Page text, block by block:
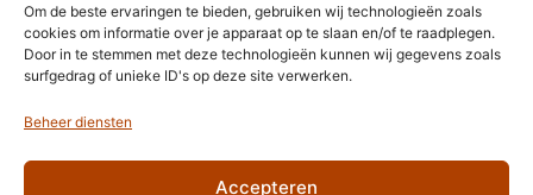
Om de beste ervaringen te bieden, gebruiken wij technologieën zoals
cookies om informatie over je apparaat op te slaan en/of te raadplegen.
Door in te stemmen met deze technologieën kunnen wij gegevens zoals
surfgedrag of unieke ID's op deze site verwerken.
Beheer diensten
Accepteren
Privacyverklaring
Algemene voorwaarden